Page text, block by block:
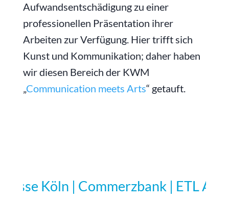
Aufwandsentschädigung zu einer
professionellen Präsentation ihrer
Arbeiten zur Verfügung. Hier trifft sich
Kunst und Kommunikation; daher haben
wir diesen Bereich der KWM
„Communication meets Arts“ getauft.
Köln | Commerzbank | ETL AG,